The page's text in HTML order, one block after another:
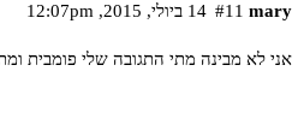
mary 14 ביולי,‏ 2015,‏ 12:07pm #11
אני לא מבינה מתי התגובה שלי פומבית